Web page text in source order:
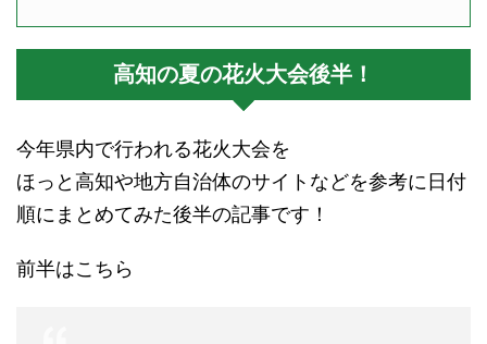
高知の夏の花火大会後半！
今年県内で行われる花火大会を
ほっと高知や地方自治体のサイトなどを参考に日付
順にまとめてみた後半の記事です！
前半はこちら